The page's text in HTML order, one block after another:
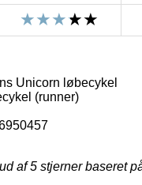
Unicorn løbecykel
(runner)
ud af 5 stjerner baseret